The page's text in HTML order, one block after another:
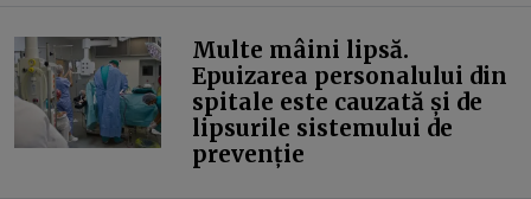
Multe mâini lipsă.
Epuizarea personalului din
spitale este cauzată și de
lipsurile sistemului de
prevenție